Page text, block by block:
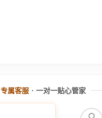
专属客服 · 一对一贴心管家